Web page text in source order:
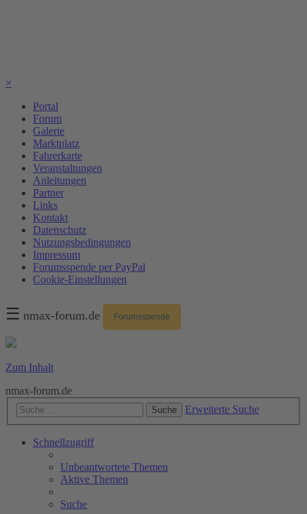
×
Portal
Forum
Galerie
Marktplatz
Fahrerkarte
Veranstaltungen
Anleitungen
Partner
Links
Kontakt
Datenschutz
Nutzungsbedingungen
Impressum
Forumsspende per PayPal
Cookie-Einstellungen
☰ nmax-forum.de Forumsspende
Zum Inhalt
nmax-forum.de
Suche Erweiterte Suche
Schnellzugriff
Unbeantwortete Themen
Aktive Themen
Suche